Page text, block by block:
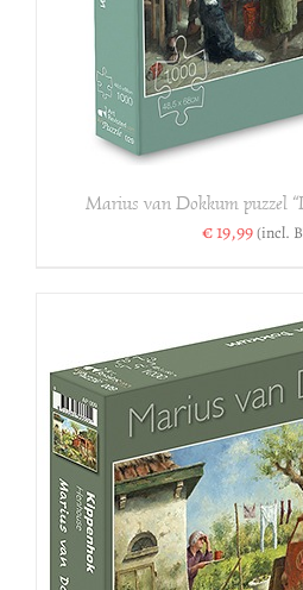
Marius van Dokkum puzzel
€19,99(incl.